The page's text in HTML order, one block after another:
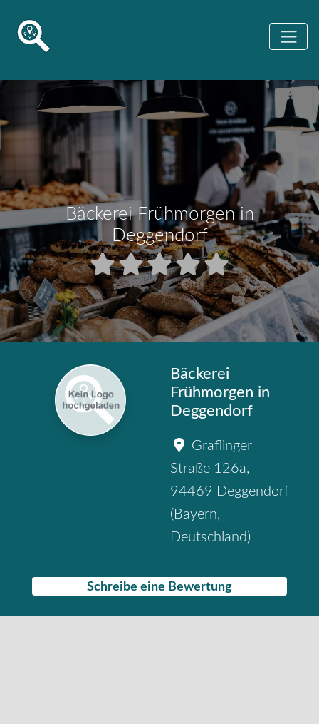
Bäckerei Frühmorgen in
Deggendorf
Bäckerei
Frühmorgen in
Deggendorf
Graflinger
Straße 126a,
94469 Deggendorf
( Bayern,
Deutschland)
Schreibe eine Bewertung